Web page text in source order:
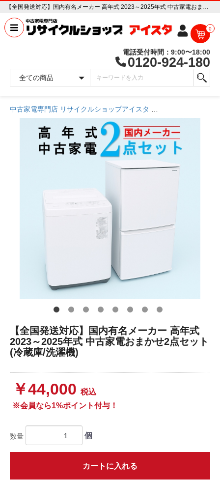
【全国発送対応】国内有名メーカー 高年式 2023～2025年式 中古家電おまかせ2点セット(冷蔵庫/洗濯機) 中古家電販売専門店 リサイクルショップ アイスタ
0
電話受付時間：9:00〜18:00
0120-924-180
中古家電専門店 リサイクルショップアイスタ
【全国発送対応】国内有名メーカー 高年式
2023～2025年式 中古家電おまかせ2点セット
(冷蔵庫/洗濯機)
￥44,000 税込
※会員なら1%ポイント付与！
数量 個
カートに入れる